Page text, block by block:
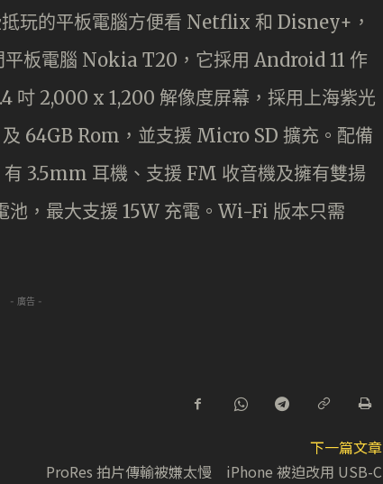
玩的平板電腦方便看 Netflix 和 Disney+，
板電腦 Nokia T20，它採用 Android 11 作
吋 2,000 x 1,200 解像度屏幕，採用上海紫光
64GB Rom，並支援 Micro SD 擴充。配備
3.5mm 耳機、支援 FM 收音機及擁有雙揚
，最大支援 15W 充電。Wi-Fi 版本只需
- 廣告 -
下一篇文章
ProRes 拍片傳輸被嫌太慢 iPhone 被迫改用 USB-C